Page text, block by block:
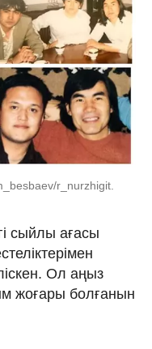
r_nurzhigit.
сыйлы ағасы
Ол аңыз
жоғары болғанын